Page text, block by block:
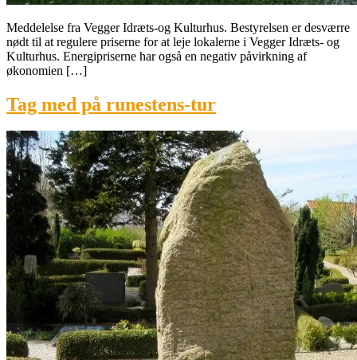
Meddelelse fra Vegger Idræts-og Kulturhus. Bestyrelsen er desværre
nødt til at regulere priserne for at leje lokalerne i Vegger Idræts- og
Kulturhus. Energipriserne har også en negativ påvirkning af
økonomien […]
Tag med på runestens-tur